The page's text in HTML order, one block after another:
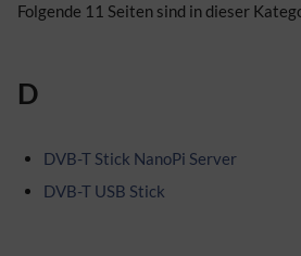
Folgende 11 Seiten sind in dieser
D
DVB-T Stick NanoPi Server
DVB-T USB Stick